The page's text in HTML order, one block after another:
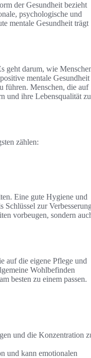
der Gesundheit bezieht
psychologische und
mentale Gesundheit trägt
geht darum, wie
mentale Gesundheit
führen. Menschen, die auf
und ihre Lebensqualität zu
zählen:
Eine gute Hygiene und
Schlüssel zur
vorbeugen, sondern
auf die eigene Pflege und
Wohlbefinden
besten zu einem passen.
und die Konzentration
und kann emotionalen